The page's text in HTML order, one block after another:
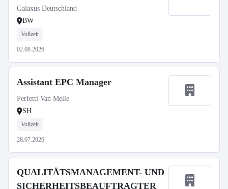
Galaxus Deutschland
BW
Vollzeit
02.08.2026
Assistant EPC Manager
Perfetti Van Melle
SH
Vollzeit
28.07.2026
QUALITÄTSMANAGEMENT- UND
SICHERHEITSBEAUFTRAGTER